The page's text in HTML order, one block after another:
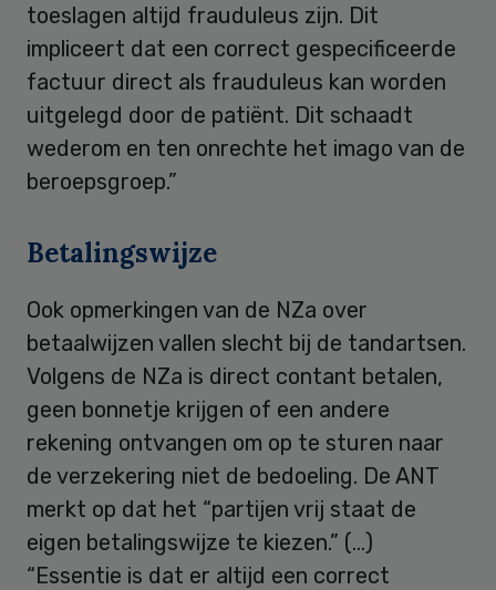
toeslagen altijd frauduleus zijn. Dit
impliceert dat een correct gespecificeerde
factuur direct als frauduleus kan worden
uitgelegd door de patiënt. Dit schaadt
wederom en ten onrechte het imago van de
beroepsgroep.”
Betalingswijze
Ook opmerkingen van de NZa over
betaalwijzen vallen slecht bij de tandartsen.
Volgens de NZa is direct contant betalen,
geen bonnetje krijgen of een andere
rekening ontvangen om op te sturen naar
de verzekering niet de bedoeling. De ANT
merkt op dat het “partijen vrij staat de
eigen betalingswijze te kiezen.” (…)
“Essentie is dat er altijd een correct